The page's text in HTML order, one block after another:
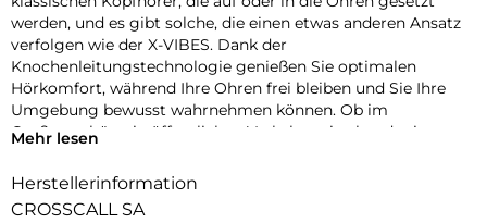
werden, und es gibt solche, die einen etwas anderen Ansatz
verfolgen wie der X-VIBES. Dank der
Knochenleitungstechnologie genießen Sie optimalen
Hörkomfort, während Ihre Ohren frei bleiben und Sie Ihre
Umgebung bewusst wahrnehmen können. Ob im
Großraumbüro, in öffentlichen Verkehrsmitteln oder in
Klangs, der von innen kommt und Sie nicht von der
Mehr lesen
Herstellerinformation
CROSSCALL SA